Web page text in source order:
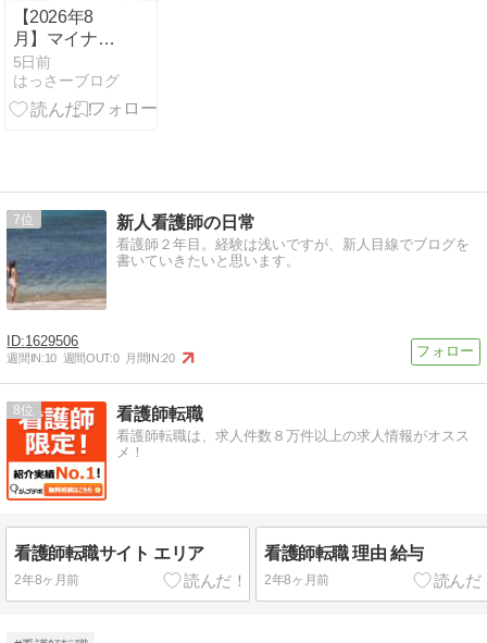
【2026年8
月】マイナ保
険証と資格確
認書の違いと
10割負担対処
5日前
はっさーブログ
7 新人看護師の日常
看護師２年目。経験は浅いですが、新人目線でブログを
書いていきたいと思います。
1629506
週間IN:10 週間OUT:0 月間IN:20
8 看護師転職
看護師転職は、求人件数８万件以上の求人情報がオスス
メ！
看護師転職サイト エリア
2年8ヶ月前
看護師転職 理由 給与
2年8ヶ月前